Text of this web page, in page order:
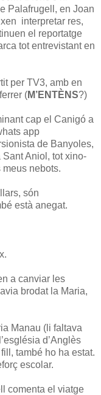
Palafrugell, en Joan
interpretar res,
el reportatge
tot entrevistant en
per TV3, amb en
(M’ENTÈNS?)
cap el Canigó a
app
de Banyoles,
Aniol, tot xino-
nebots.
són
està anegat.
a canviar les
brodat la Maria,
Manau (li faltava
d’Anglès
també ho ha estat.
escolar.
comenta el viatge